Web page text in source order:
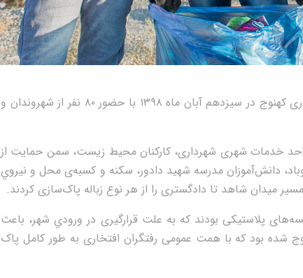
چهارمين برنامه‌ی طرح رفتگران افتخاری کهنوج در سیزدهم آبان ماه ۱۳۹۸ با حضور ۸۰ نفر از شهروندان و
واحد خدمات شهری شهرداری، کارکنان محيط زيست، سمن حمايت از
دانش‌آموزان مدرسه شهيد دادور، سکنه و کسبه‌ی محل و نيروي
ميدان شاهد تا دادگستری را از هر نوع زباله پاک‌سازی کردند.
پلاستيکی بودند که به علت قرارگيری در ورودي شهر، باعث
شده بود که با همت عمومی رفتگران افتخاری به طور کامل پاک